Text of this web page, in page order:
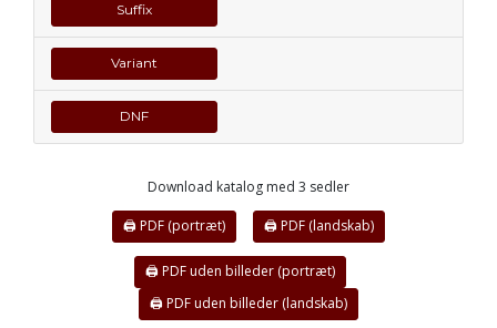
Suffix
Variant
DNF
Download katalog med 3 sedler
🖨 PDF (portræt) 🖨 PDF (landskab)
🖨 PDF uden billeder (portræt)
🖨 PDF uden billeder (landskab)